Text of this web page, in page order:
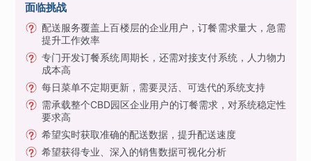
面临挑战
配送服务覆盖上百楼层的企业用户，订餐需求量大，急需
提升工作效率
专门开发订餐系统周期长，还需对接支付系统，人力物力
成本高
每日菜单不定期更新，需要灵活、可迭代的系统支持
需承载整个CBD园区企业用户的订餐需求，对系统稳定性
要求高
希望实时获取准确的配送数据，提升配送速度
希望获得专业、深入的销售数据可视化分析